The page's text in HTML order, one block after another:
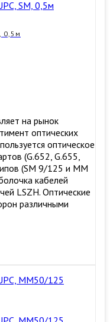
0,5м
на рынок
оптических
оптическое
(G.652, G.655,
(SM 9/125 и MM
кабелей
LSZH. Оптические
различными